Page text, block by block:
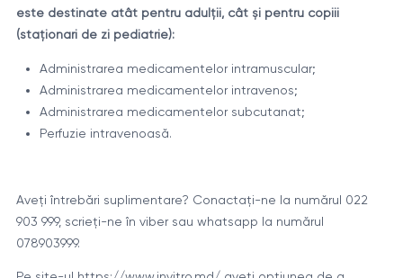
este destinate atât pentru adulții, cât și pentru copiii
(staționari de zi pediatrie):
Administrarea medicamentelor intramuscular;
Administrarea medicamentelor intravenos;
Administrarea medicamentelor subcutanat;
Perfuzie intravenoasă.
Aveți întrebări suplimentare? Conactați-ne la numărul 022
903 999, scrieți-ne în viber sau whatsapp la numărul
078903999.